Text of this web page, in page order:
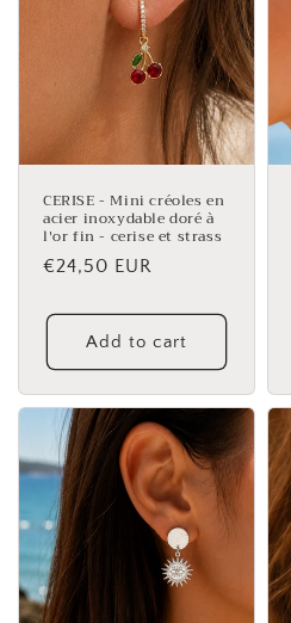
CERISE - Mini créoles en
acier inoxydable doré à
l'or fin - cerise et strass
Regular
€24,50 EUR
Add to cart